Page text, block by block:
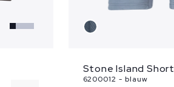
Stone Island Short
6200012 - blauw